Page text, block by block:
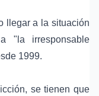
llegar a la situación
"la irresponsable
1999.
se tienen que